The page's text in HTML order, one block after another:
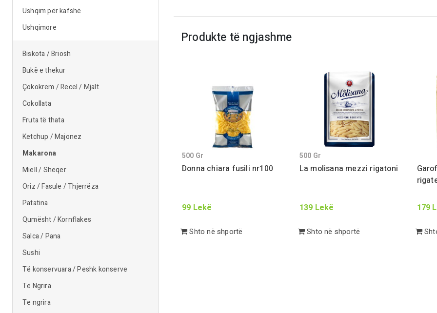
Ushqim për kafshë
Ushqimore
Biskota / Briosh
Bukë e thekur
Çokokrem / Recel / Mjalt
Cokollata
Fruta të thata
Ketchup / Majonez
Makarona
Miell / Sheqer
Oriz / Fasule / Thjerrëza
Patatina
Qumësht / Kornflakes
Salca / Pana
Sushi
Të konservuara / Peshk konserve
Të Ngrira
Te ngrira
Produkte të ngjashme
Donna chiara fusili nr100
500 Gr
99 Lekë
Shto në shportë
La molisana mezzi rigatoni
500 Gr
139 Lekë
Shto në shportë
179